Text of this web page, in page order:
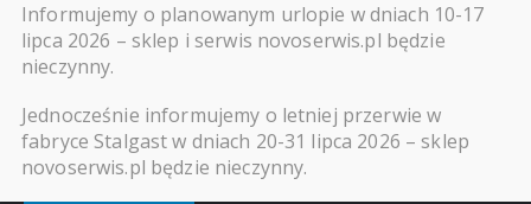
Udostępnij
Skontaktuj się
Informujemy o planowanym urlopie w dniach 10-17
lipca 2026 – sklep i serwis novoserwis.pl będzie
nieczynny.
Jednocześnie informujemy o letniej przerwie w
fabryce Stalgast w dniach 20-31 lipca 2026 – sklep
novoserwis.pl będzie nieczynny.